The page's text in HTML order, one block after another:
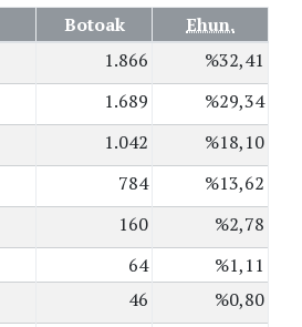
Botoak
Ehun.
1.866
%32,41
1.689
%29,34
1.042
%18,10
784
%13,62
160
%2,78
64
%1,11
46
%0,80